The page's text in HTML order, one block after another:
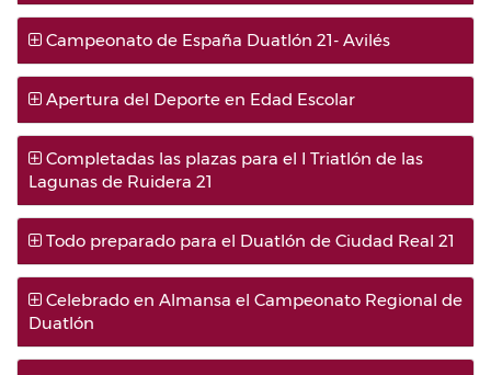
Campeonato de España Duatlón 21- Avilés
Apertura del Deporte en Edad Escolar
Completadas las plazas para el I Triatlón de las
Lagunas de Ruidera 21
Todo preparado para el Duatlón de Ciudad Real 21
Celebrado en Almansa el Campeonato Regional de
Duatlón